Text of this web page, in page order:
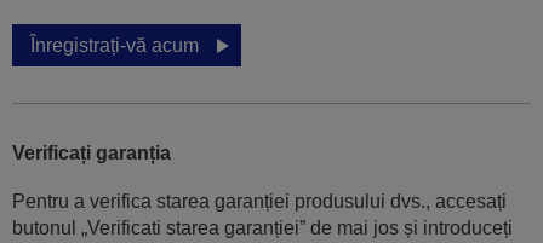
Înregistrați-vă acum
Verificați garanția
Pentru a verifica starea garanției produsului dvs., accesați
butonul „Verificati starea garanției” de mai jos și introduceți